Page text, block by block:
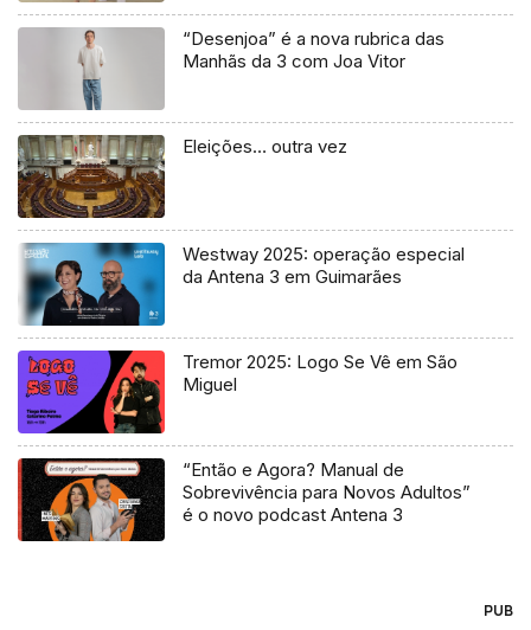
“Desenjoa” é a nova rubrica das
Manhãs da 3 com Joa Vitor
Eleições… outra vez
Westway 2025: operação especial
da Antena 3 em Guimarães
Tremor 2025: Logo Se Vê em São
Miguel
“Então e Agora? Manual de
Sobrevivência para Novos Adultos”
é o novo podcast Antena 3
PUB